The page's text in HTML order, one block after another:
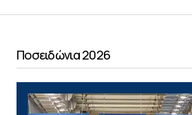
Ποσειδώνια 2026